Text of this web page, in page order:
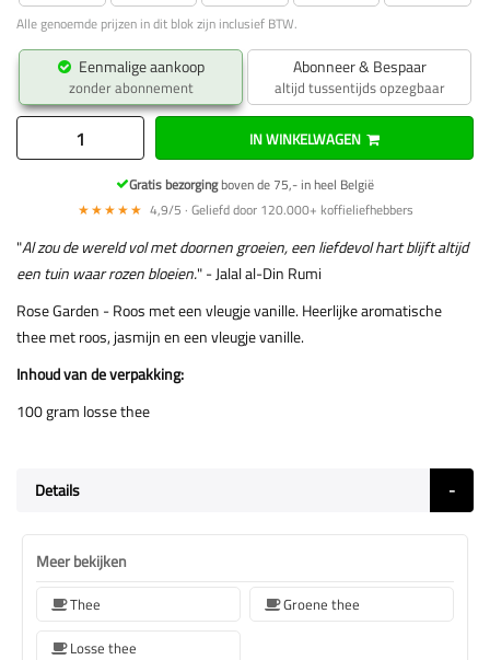
Alle genoemde prijzen in dit blok zijn inclusief BTW.
Eenmalige aankoop
zonder abonnement
Abonneer & Bespaar
altijd tussentijds opzegbaar
IN WINKELWAGEN
Gratis bezorgingboven de 75,- in heel België
★★★★★ 4,9/5 · Geliefd door 120.000+ koffieliefhebbers
"Al zou de wereld vol met doornen groeien, een liefdevol hart blijft altijd
een tuin waar rozen bloeien." - Jalal al-Din Rumi
Rose Garden - Roos met een vleugje vanille. Heerlijke aromatische
thee met roos, jasmijn en een vleugje vanille.
Inhoud van de verpakking:
100 gram losse thee
Details
Meer bekijken
Thee
Groene thee
Losse thee